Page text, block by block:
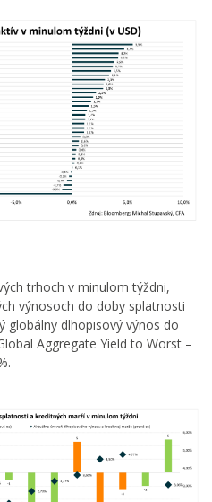
trhoch v minulom týždni,
výnosoch do doby splatnosti
globálny dlhopisový výnos do
Aggregate Yield to Worst –